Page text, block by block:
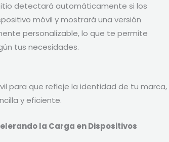
detectará automáticamente si los
móvil y mostrará una versión
personalizable, lo que te permite
tus necesidades.
para que refleje la identidad de tu marca,
y eficiente.
la Carga en Dispositivos